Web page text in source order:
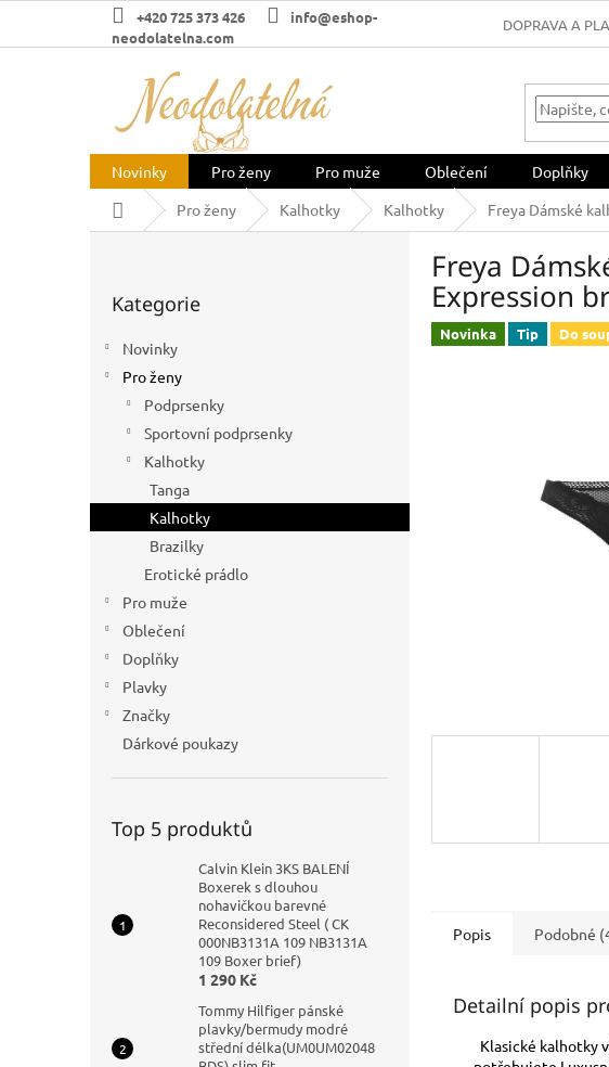
obsah
+420 725 373 426
info@eshop-
neodolatelna.com
DOPRAVA A
Novinky Pro ženy Pro muže Oblečení Doplňky
Domů
Pro ženy Kalhotky Kalhotky Freya Dámské
n
e
kategorie
Kategorie
Novinky
Pro ženy
Podprsenky
Sportovní podprsenky
Kalhotky
Tanga
Kalhotky
Brazilky
Erotické prádlo
Pro muže
Oblečení
Doplňky
Plavky
Značky
Dárkové poukazy
Top 5 produktů
Calvin Klein 3KS BALENÍ
Boxerek s dlouhou
nohavičkou barevné
Reconsidered Steel ( CK
000NB3131A 109 NB3131A
109 Boxer brief)
1 290 Kč
Tommy Hilfiger pánské
plavky/bermudy modré
střední délka(UM0UM02048
Freya
Expression
Novinka Tip Do
Popis Podobné
Detailní popis
Klasické kalhotky